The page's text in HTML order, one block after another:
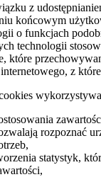
z
końcowym
o funkcjach
technologii
które
z
rozpoznać
statystyk,